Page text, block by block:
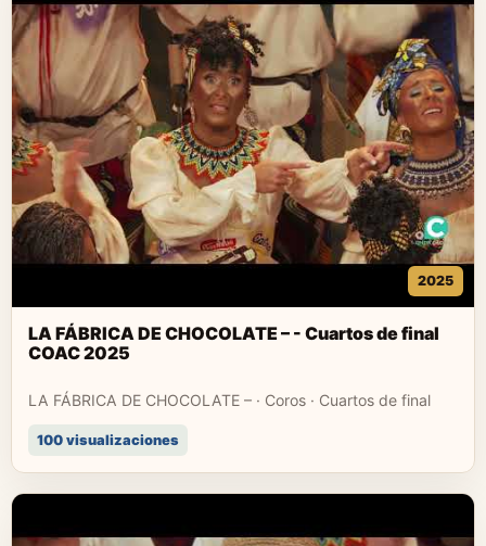
2025
LA FÁBRICA DE CHOCOLATE – - Cuartos de final
COAC 2025
LA FÁBRICA DE CHOCOLATE – · Coros · Cuartos de final
100 visualizaciones